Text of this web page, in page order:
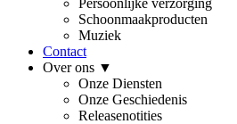
Persoonlijke verzorging
Schoonmaakproducten
Muziek
Contact
Over ons ▼
Onze Diensten
Onze Geschiedenis
Releasenotities